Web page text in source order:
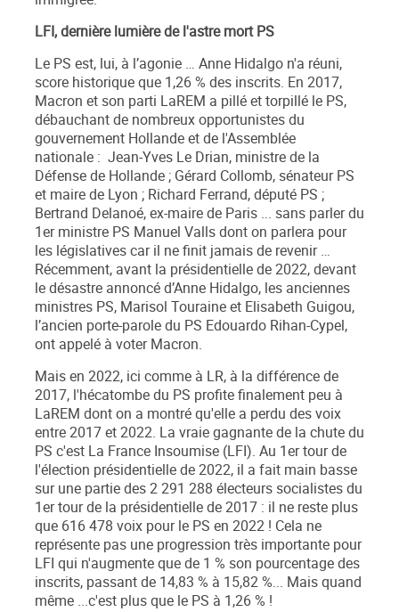
LFI, dernière lumière de l'astre mort PS
Le PS est, lui, à l’agonie … Anne Hidalgo n'a réuni,
score historique que 1,26 % des inscrits. En 2017,
Macron et son parti LaREM a pillé et torpillé le PS,
débauchant de nombreux opportunistes du
gouvernement Hollande et de l'Assemblée
nationale : Jean-Yves Le Drian, ministre de la
Défense de Hollande ; Gérard Collomb, sénateur PS
et maire de Lyon ; Richard Ferrand, député PS ;
Bertrand Delanoé, ex-maire de Paris ... sans parler du
1erministre PS Manuel Valls dont on parlera pour
les législatives car il ne finit jamais de revenir …
Récemment, avant la présidentielle de 2022, devant
le désastre annoncé d’Anne Hidalgo, les anciennes
ministres PS, Marisol Touraine et Elisabeth Guigou,
l’ancien porte-parole du PS Edouardo Rihan-Cypel,
ont appelé à voter Macron.
Mais en 2022, ici comme à LR, à la différence de
2017, l'hécatombe du PS profite finalement peu à
LaREM dont on a montré qu'elle a perdu des voix
entre 2017 et 2022. La vraie gagnante de la chute du
PS c'est La France Insoumise (LFI). Au 1ertour de
l'élection présidentielle de 2022, il a fait main basse
sur une partie des 2 291 288 électeurs socialistes du
1ertour de la présidentielle de 2017 : il ne reste plus
que 616 478 voix pour le PS en 2022 ! Cela ne
représente pas une progression très importante pour
LFI qui n'augmente que de 1 % son pourcentage des
inscrits, passant de 14,83 % à 15,82 %... Mais quand
même ...c'est plus que le PS à 1,26 % !